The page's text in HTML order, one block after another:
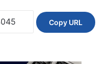
Copy URL